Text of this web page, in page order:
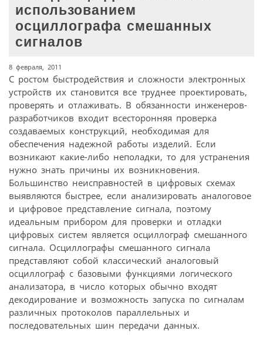
использованием
осциллографа смешанных
сигналов
8 февраля, 2011
С ростом быстродействия и сложности электронных
устройств их становится все труднее проектировать,
проверять и отлаживать. В обязанности инженеров-
разработчиков входит всесторонняя проверка
создаваемых конструкций, необходимая для
обеспечения надежной работы изделий. Если
возникают какие-либо неполадки, то для устранения
нужно знать причины их возникновения.
Большинство неисправностей в цифровых схемах
выявляются быстрее, если анализировать аналоговое
и цифровое представление сигнала, поэтому
идеальным прибором для проверки и отладки
цифровых систем является осциллограф смешанного
сигнала. Осциллографы смешанного сигнала
представляют собой классический аналоговый
осциллограф с базовыми функциями логического
анализатора, в число которых обычно входят
декодирование и возможность запуска по сигналам
различных протоколов параллельных и
последовательных шин передачи данных.